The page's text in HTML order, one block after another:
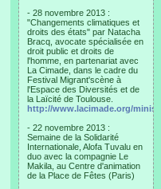
- 28 novembre 2013 :
"Changements climatiques et
droits des états" par Natacha
Bracq, avocate spécialisée en
droit public et droits de
l'homme, en partenariat avec
La Cimade, dans le cadre du
Festival Migrant'scène à
l'Espace des Diversités et de
la Laïcité de Toulouse.
http://www.lacimade.org/
- 22 novembre 2013 :
Semaine de la Solidarité
Internationale, Alofa Tuvalu en
duo avec la compagnie Le
Makila, au Centre d'animation
de la Place de Fêtes (Paris)